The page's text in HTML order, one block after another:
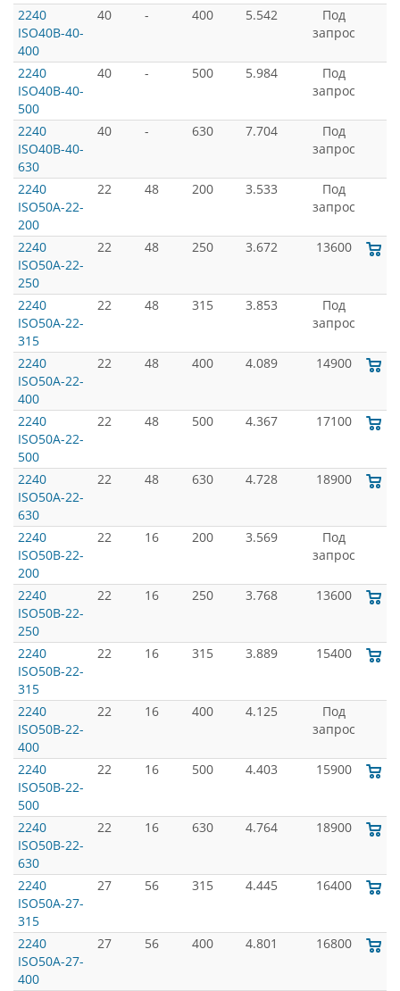
2240
ISO40B-40-
400
40 - 400 5.542
Под
запрос
2240
ISO40B-40-
500
40 - 500 5.984
Под
запрос
2240
ISO40B-40-
630
40 - 630 7.704
Под
запрос
2240
ISO50A-22-
200
22 48 200 3.533
Под
запрос
2240
ISO50A-22-
250
22 48 250 3.672 13600
2240
ISO50A-22-
315
22 48 315 3.853
Под
запрос
2240
ISO50A-22-
400
22 48 400 4.089 14900
2240
ISO50A-22-
500
22 48 500 4.367 17100
2240
ISO50A-22-
630
22 48 630 4.728 18900
2240
ISO50B-22-
200
22 16 200 3.569
Под
запрос
2240
ISO50B-22-
250
22 16 250 3.768 13600
2240
ISO50B-22-
315
22 16 315 3.889 15400
2240
ISO50B-22-
400
22 16 400 4.125
Под
запрос
2240
ISO50B-22-
500
22 16 500 4.403 15900
2240
ISO50B-22-
630
22 16 630 4.764 18900
2240
ISO50A-27-
315
27 56 315 4.445 16400
2240
ISO50A-27-
400
27 56 400 4.801 16800